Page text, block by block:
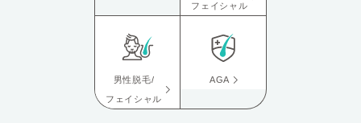
フェイシャル
男性脱毛/
フェイシャル
AGA